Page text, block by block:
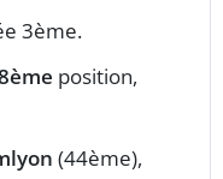
3ème.
position,
(44ème),